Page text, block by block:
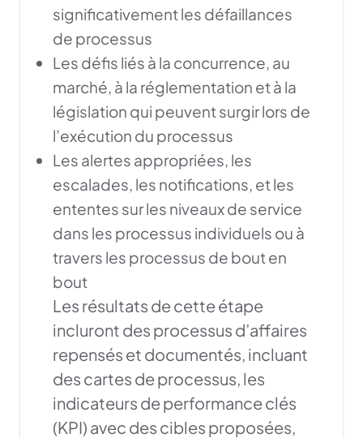
significativement les défaillances
de processus
Les défis liés à la concurrence, au
marché, à la réglementation et à la
législation qui peuvent surgir lors de
l’exécution du processus
Les alertes appropriées, les
escalades, les notifications, et les
ententes sur les niveaux de service
dans les processus individuels ou à
travers les processus de bout en
bout
Les résultats de cette étape
incluront des processus d’affaires
repensés et documentés, incluant
des cartes de processus, les
indicateurs de performance clés
(KPI) avec des cibles proposées,